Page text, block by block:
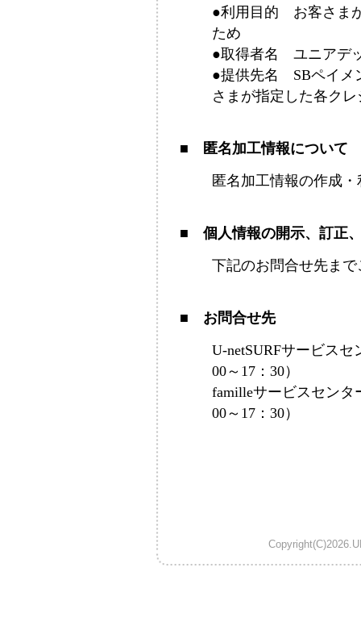
●利用目的 お客さま
ため
●取得者名 ユニアデ
●提供先名 SBペイメ
さまが指定した各ク
■ 匿名加工情報について
匿名加工情報の作成
■ 個人情報の開示、訂正
下記のお問合せ先ま
■ お問合せ先
U-netSURFサービス
00～17：30）
familleサービスセン
00～17：30）